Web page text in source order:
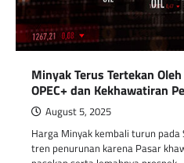
Minyak Terus Tertekan
OPEC+ dan Kekhawatiran
August 5, 2025
Harga Minyak kembali turun
tren penurunan karena Pasar